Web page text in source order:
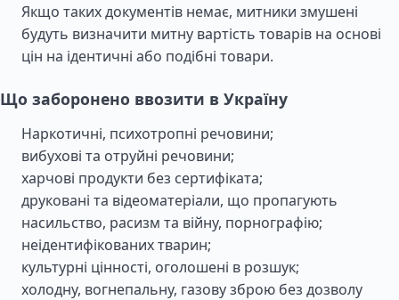
Якщо таких документів немає, митники змушені
будуть визначити митну вартість товарів на основі
цін на ідентичні або подібні товари.
Що заборонено ввозити в Україну
Наркотичні, психотропні речовини;
вибухові та отруйні речовини;
харчові продукти без сертифіката;
друковані та відеоматеріали, що пропагують
насильство, расизм та війну, порнографію;
неідентифікованих тварин;
культурні цінності, оголошені в розшук;
холодну, вогнепальну, газову зброю без дозволу